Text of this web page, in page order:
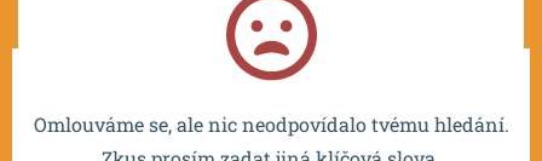
Omlouváme se, ale nic neodpovídalo tvému hledání.